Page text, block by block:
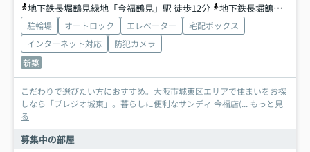
地下鉄長堀鶴見緑地「今福鶴見」駅 徒歩12分
地下鉄長堀鶴見緑地「蒲生四丁目」駅 徒歩13分
駐輪場 オートロック エレベーター
宅配ボックス
インターネット対応
防犯カメラ
新築
こだわりで選びたい方におすすめ。大阪市城東区エリアで住まいをお探
しなら「プレジオ城東」。暮らしに便利なサンディ 今福店(... もっと見
る
募集中の部屋